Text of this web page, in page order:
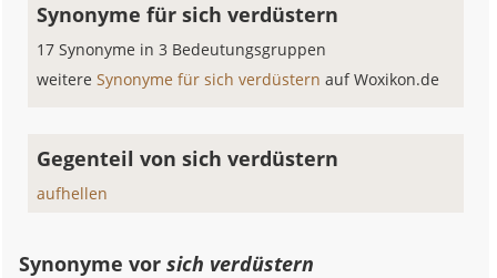
Synonyme für sich verdüstern
17 Synonyme in 3 Bedeutungsgruppen
weitereSynonyme für sich verdüsternauf Woxikon.de
Gegenteil von sich verdüstern
aufhellen
Synonyme vorsich verdüstern